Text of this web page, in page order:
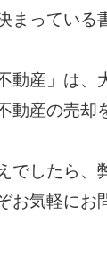
まっている
動産」は、
動産の売却
でしたら、
お気軽にお